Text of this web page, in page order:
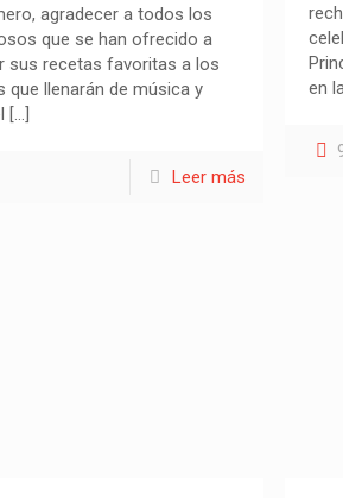
agradecer a todos los
que se han ofrecido a
sus recetas favoritas a los
que llenarán de música y
[…]
Leer más
en